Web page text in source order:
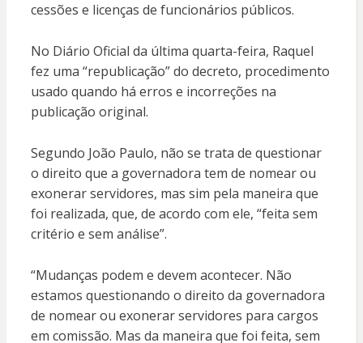
cessões e licenças de funcionários públicos.
No Diário Oficial da última quarta-feira, Raquel
fez uma “republicação” do decreto, procedimento
usado quando há erros e incorreções na
publicação original.
Segundo João Paulo, não se trata de questionar
o direito que a governadora tem de nomear ou
exonerar servidores, mas sim pela maneira que
foi realizada, que, de acordo com ele, “feita sem
critério e sem análise”.
“Mudanças podem e devem acontecer. Não
estamos questionando o direito da governadora
de nomear ou exonerar servidores para cargos
em comissão. Mas da maneira que foi feita, sem